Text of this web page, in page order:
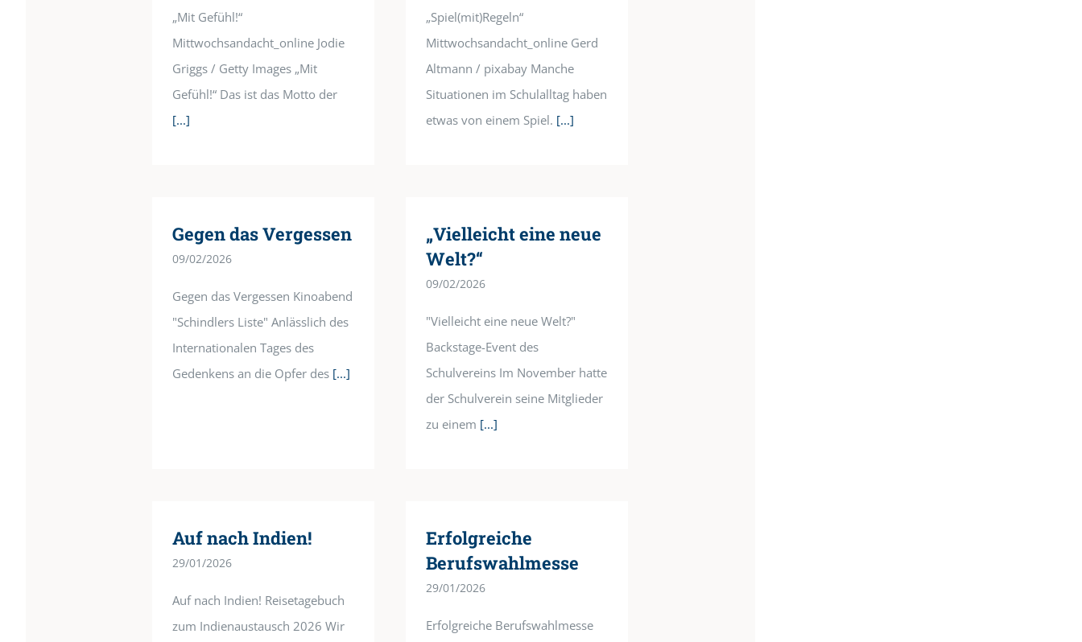
„Mit Gefühl!“
Mittwochsandacht_online Jodie
Griggs / Getty Images „Mit
Gefühl!“ Das ist das Motto der
[...]
„Spiel(mit)Regeln“
Mittwochsandacht_online Gerd
Altmann / pixabay Manche
Situationen im Schulalltag haben
etwas von einem Spiel. [...]
Gegen das Vergessen
09/02/2026
Gegen das Vergessen Kinoabend
"Schindlers Liste" Anlässlich des
Internationalen Tages des
Gedenkens an die Opfer des[...]
„Vielleicht eine neue
Welt?“
09/02/2026
"Vielleicht eine neue Welt?"
Backstage-Event des
Schulvereins Im November hatte
der Schulverein seine Mitglieder
zu einem [...]
Auf nach Indien!
29/01/2026
Auf nach Indien! Reisetagebuch
zum Indienaustausch 2026 Wir
Erfolgreiche
Berufswahlmesse
29/01/2026
Erfolgreiche Berufswahlmesse